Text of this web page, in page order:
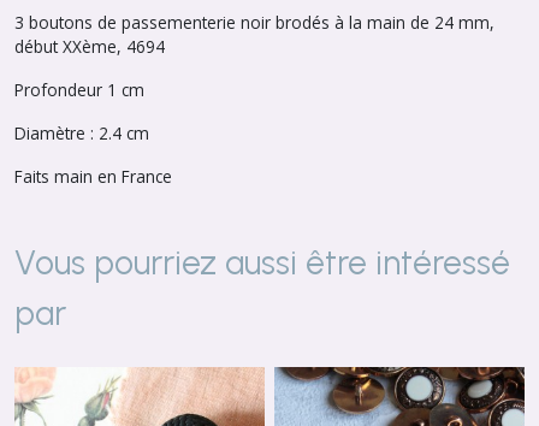
3 boutons de passementerie noir brodés à la main de 24 mm,
début XXème, 4694
Profondeur 1 cm
Diamètre : 2.4 cm
Faits main en France
Vous pourriez aussi être intéressé
par